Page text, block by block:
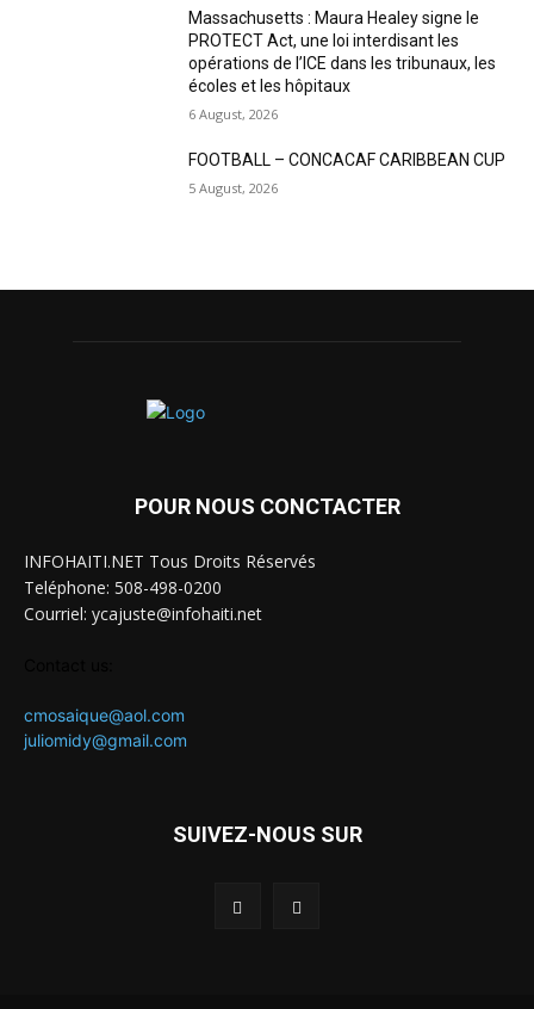
Massachusetts : Maura Healey signe le
PROTECT Act, une loi interdisant les
opérations de l’ICE dans les tribunaux, les
écoles et les hôpitaux
6 August, 2026
FOOTBALL – CONCACAF CARIBBEAN CUP
5 August, 2026
POUR NOUS CONCTACTER
INFOHAITI.NET Tous Droits Réservés
Teléphone: 508-498-0200
Courriel: ycajuste@infohaiti.net
cmosaique@aol.com
juliomidy@gmail.com
SUIVEZ-NOUS SUR